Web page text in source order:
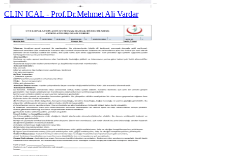
CLIN ICAL - Prof.Dr.Mehmet Ali Vardar